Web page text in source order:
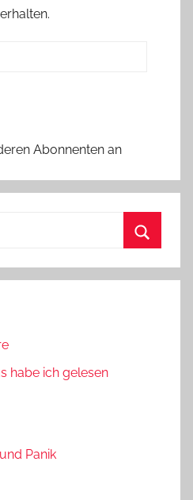
Abonnenten an
habe ich gelesen
Panik